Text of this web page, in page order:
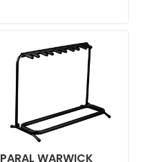
PARAL WARWICK